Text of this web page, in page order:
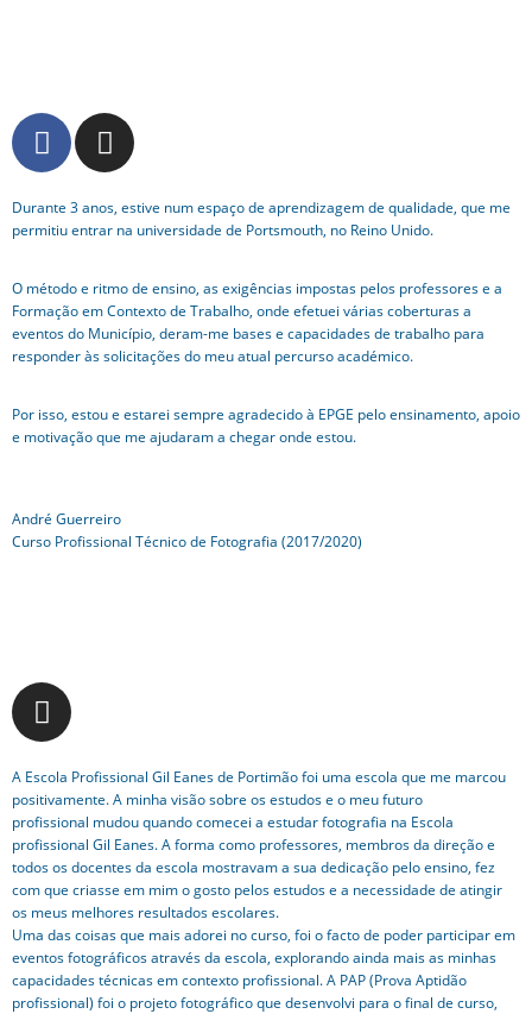
Durante 3 anos, estive num espaço de aprendizagem de qualidade, que me
permitiu entrar na universidade de Portsmouth, no Reino Unido.
O método e ritmo de ensino, as exigências impostas pelos professores e a
Formação em Contexto de Trabalho, onde efetuei várias coberturas a
eventos do Município, deram-me bases e capacidades de trabalho para
responder às solicitações do meu atual percurso académico.
Por isso, estou e estarei sempre agradecido à EPGE pelo ensinamento, apoio
e motivação que me ajudaram a chegar onde estou.
André Guerreiro
Curso Profissional Técnico de Fotografia (2017/2020)
A Escola Profissional Gil Eanes de Portimão foi uma escola que me marcou
positivamente. A minha visão sobre os estudos e o meu futuro
profissional mudou quando comecei a estudar fotografia na Escola
profissional Gil Eanes. A forma como professores, membros da direção e
todos os docentes da escola mostravam a sua dedicação pelo ensino, fez
com que criasse em mim o gosto pelos estudos e a necessidade de atingir
os meus melhores resultados escolares.
Uma das coisas que mais adorei no curso, foi o facto de poder participar em
eventos fotográficos através da escola, explorando ainda mais as minhas
capacidades técnicas em contexto profissional. A PAP (Prova Aptidão
profissional) foi o projeto fotográfico que desenvolvi para o final de curso,